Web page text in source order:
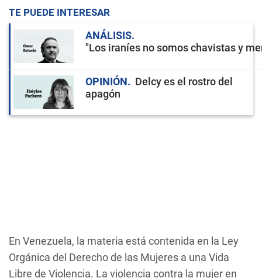
TE PUEDE INTERESAR
ANÁLISIS
"Los iraníes no somos chavistas y
OPINIÓN
Delcy es el rostro del
apagón
En Venezuela, la materia está contenida en la Ley
Orgánica del Derecho de las Mujeres a una Vida
Libre de Violencia. La violencia contra la mujer en